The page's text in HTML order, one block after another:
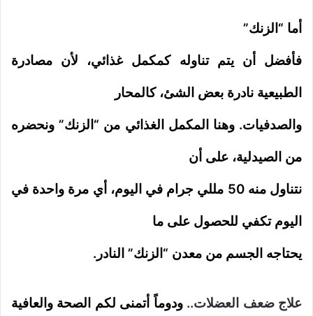
أما “الزنك”
فأفضل أن يتم تناوله كمكمل غذائي، لأن مصادرة
الطبيعية نادرة بعض الشئ، كالمحار
والصدفيات. وهنا المكمل الغذائي من “الزنك” ونحضره
من الصيدلية، على أن
نتناول منه 50 مللي جرام في اليوم، أي مرة واحدة في
اليوم تكفي للحصول على ما
يحتاجه الجسم من معدن “الزنك” النادر.
علاج ضعف العضلات..ودوماً أتمنى لكم الصحة والعافية